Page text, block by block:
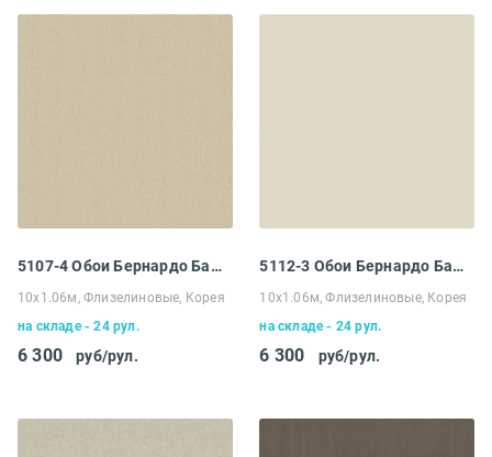
5107-4 Обои Бернардо Барталуччи Абрузо
10х1.06м, Флизелиновые, Корея
на складе - 24 рул.
6 300 руб/рул.
5112-3 Обои Бернардо Барталуччи Абрузо
10х1.06м, Флизелиновые, Корея
на складе - 24 рул.
6 300 руб/рул.